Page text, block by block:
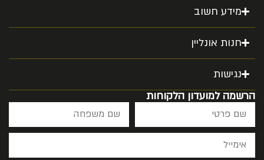
מידע חשוב
חנות אונליין
נגישות
הרשמה למועדון הלקוחות